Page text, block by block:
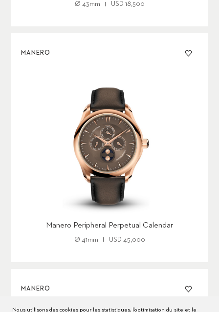
Ø 43mm USD 18,500
MANERO
Manero Peripheral Perpetual Calendar
Ø 41mm USD 45,000
MANERO
Nous utilisons des cookies pour les statistiques, l’optimisation du site et le